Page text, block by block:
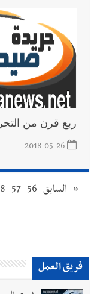
ربع قرن من
2018-05-26
« السابق 56
57
فريق العمل